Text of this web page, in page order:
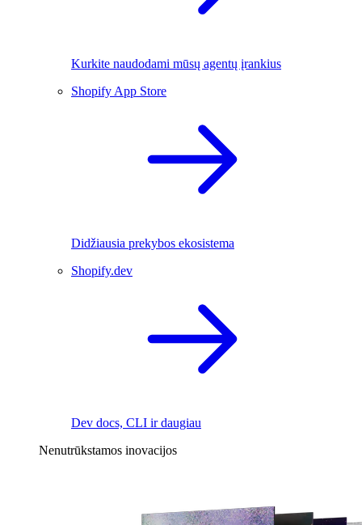
Kurkite naudodami mūsų agentų įrankius
Shopify App Store
Didžiausia prekybos ekosistema
Shopify.dev
Dev docs, CLI ir daugiau
Nenutrūkstamos inovacijos